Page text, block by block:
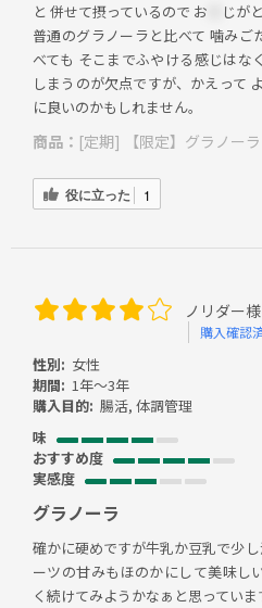
と 併せて摂っているので お
じが
普通のグラノーラと比べて 噛みご
べても そこまでふやける感じはな
しまうのが欠点ですが、かえって
に良いのかもしれません。
商品： [定期] 【限定】グラノー
役に立った 1
ノリダー様
購入確認
性別: 女性
期間: 1年～3年
購入目的: 腸活, 体調管理
味
おすすめ度
実感度
グラノーラ
確かに硬めですが牛乳か豆乳で少
ーツの甘みもほのかにして美味し
く続けてみようかなぁと思っていま